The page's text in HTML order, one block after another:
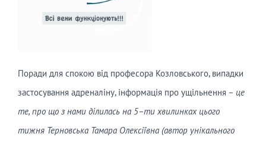
Поради для спокою від професора Козловського, випадки
застосування адреналіну, інформація про ущільнення – це
те, про що з нами ділилась на 5–ти хвилинках цього
тижня Терновська Тамара Олексіївна (автор унікального